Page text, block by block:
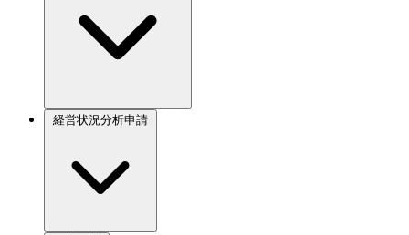
経営状況分析申請